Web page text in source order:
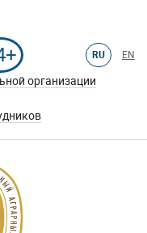
RU EN
организации